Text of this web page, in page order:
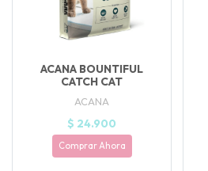
ACANA BOUNTIFUL
CATCH CAT
ACANA
$ 24.900
Comprar Ahora